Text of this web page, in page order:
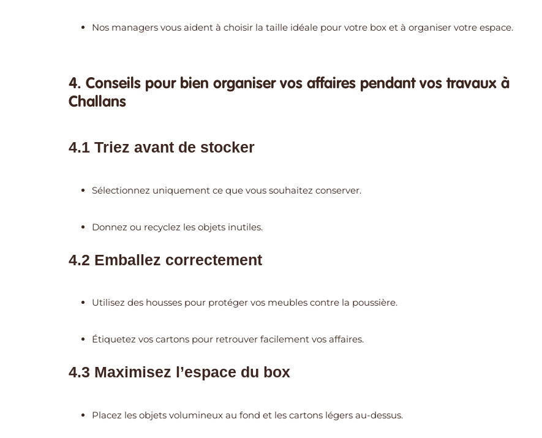
Nos managers vous aident à choisir la taille idéale pour votre box et à organiser votre espace.
4. Conseils pour bien organiser vos affaires pendant vos travaux à
Challans
4.1 Triez avant de stocker
Sélectionnez uniquement ce que vous souhaitez conserver.
Donnez ou recyclez les objets inutiles.
4.2 Emballez correctement
Utilisez des housses pour protéger vos meubles contre la poussière.
Étiquetez vos cartons pour retrouver facilement vos affaires.
4.3 Maximisez l’espace du box
Placez les objets volumineux au fond et les cartons légers au-dessus.